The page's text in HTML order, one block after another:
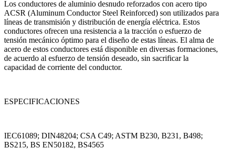
Los conductores de aluminio desnudo reforzados con acero tipo
ACSR (Aluminum Conductor Steel Reinforced) son utilizados para
líneas de transmisión y distribución de energía eléctrica. Estos
conductores ofrecen una resistencia a la tracción o esfuerzo de
tensión mecánico óptimo para el diseño de estas líneas. El alma de
acero de estos conductores está disponible en diversas formaciones,
de acuerdo al esfuerzo de tensión deseado, sin sacrificar la
capacidad de corriente del conductor.
ESPECIFICACIONES
IEC61089; DIN48204; CSA C49; ASTM B230, B231, B498;
BS215, BS EN50182, BS4565